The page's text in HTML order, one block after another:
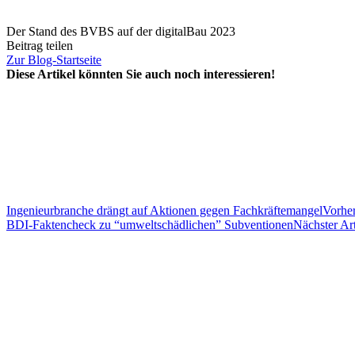
Der Stand des BVBS auf der digitalBau 2023
Beitrag teilen
Zur Blog-Startseite
Diese Artikel könnten Sie auch noch interessieren!
Ingenieurbranche drängt auf Aktionen gegen Fachkräftemangel
BDI-Faktencheck zu “umweltschädlichen” SubventionenNächster